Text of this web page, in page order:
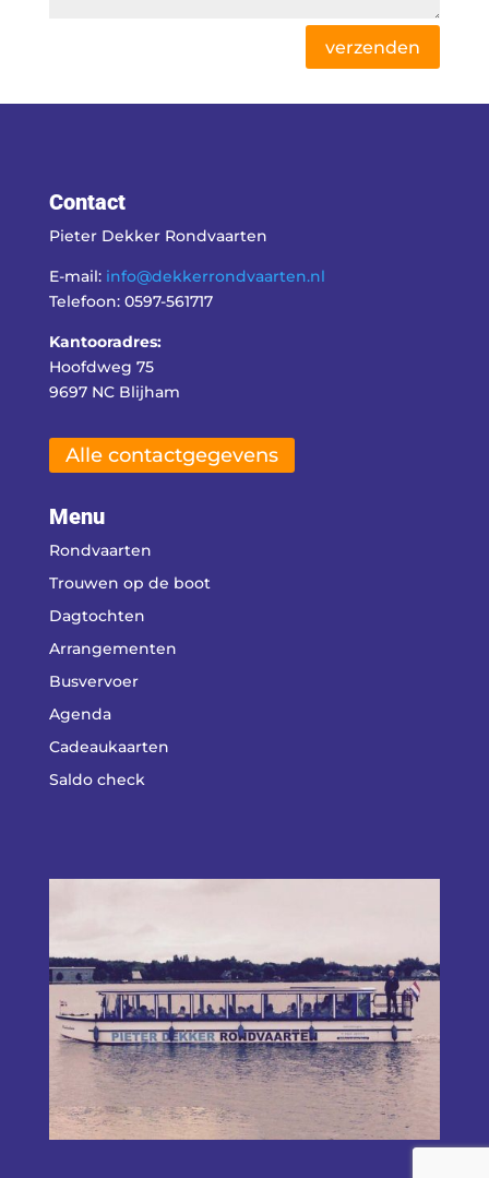
verzenden
Contact
Pieter Dekker Rondvaarten
E-mail: info@dekkerrondvaarten.nl
Telefoon: 0597-561717
Kantooradres:
Hoofdweg 75
9697 NC Blijham
Alle contactgegevens
Menu
Rondvaarten
Trouwen op de boot
Dagtochten
Arrangementen
Busvervoer
Agenda
Cadeaukaarten
Saldo check